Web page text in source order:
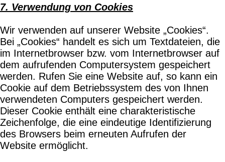
7. Verwendung von Cookies
Wir verwenden auf unserer Website „Cookies“.
Bei „Cookies“ handelt es sich um Textdateien, die
im Internetbrowser bzw. vom Internetbrowser auf
dem aufrufenden Computersystem gespeichert
werden. Rufen Sie eine Website auf, so kann ein
Cookie auf dem Betriebssystem des von Ihnen
verwendeten Computers gespeichert werden.
Dieser Cookie enthält eine charakteristische
Zeichenfolge, die eine eindeutige Identifizierung
des Browsers beim erneuten Aufrufen der
Website ermöglicht.